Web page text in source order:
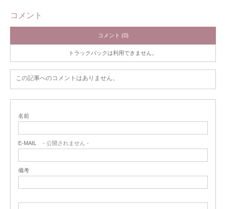
コメント
コメント (0)
トラックバックは利用できません。
この記事へのコメントはありません。
名前
E-MAIL - 公開されません -
備考